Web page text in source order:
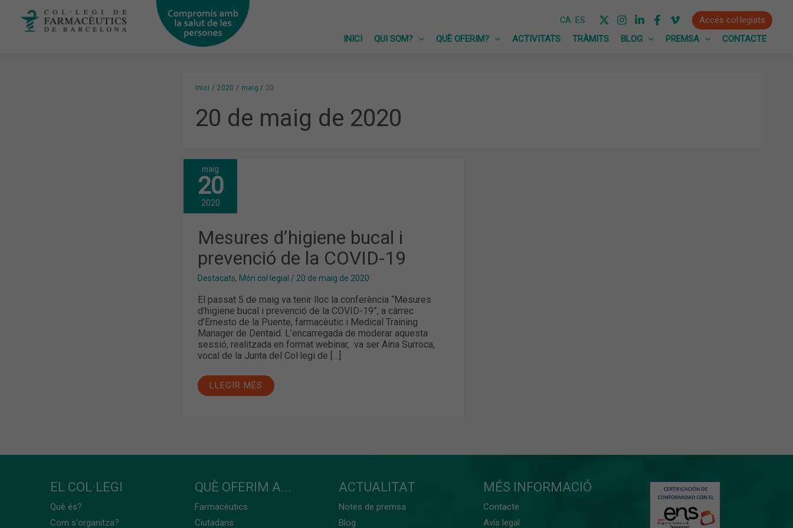
CA ES
Accés col·legiats
INICI
QUI SOM? QUÈ OFERIM? ACTIVITATS TRÀMITS BLOG PREMSA CONTACTE
Inici 2020 maig 20
20 de maig de 2020
maig
20
2020
Mesures d’higiene bucal i
prevenció de la COVID-19
Destacats, Món col·legial / 20 de maig de 2020
El passat 5 de maig va tenir lloc la conferència “Mesures
d’higiene bucal i prevenció de la COVID-19”, a càrrec
d’Ernesto de la Puente, farmacèutic i Medical Training
Manager de Dentaid. L’encarregada de moderar aquesta
sessió, realitzada en format webinar, va ser Aina Surroca,
vocal de la Junta del Col·legi de […]
MESURES
D’HIGIENE
BUCAL
I
PREVENCIÓ
LA
COVID-
19
LLEGIR MÉS
EL COL·LEGI
Què és?
Com s'organitza?
QUÈ OFERIM A...
Farmacèutics
Ciutadans
ACTUALITAT
Notes de premsa
Blog
MÉS INFORMACIÓ
Contacte
Avís legal